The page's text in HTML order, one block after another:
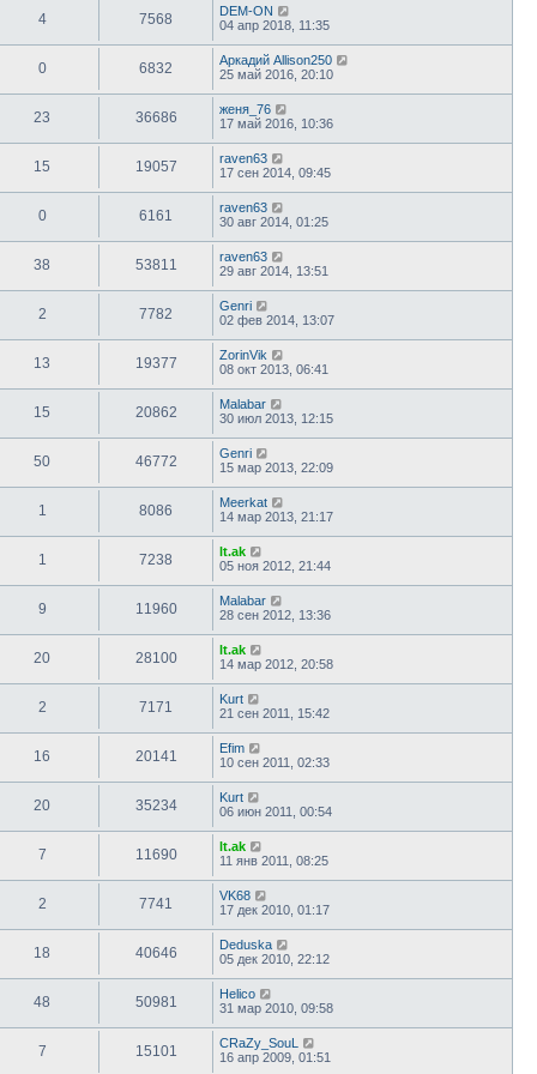
4 7568
DEM-ON
04 апр 2018, 11:35
0 6832
Аркадий Allison250
25 май 2016, 20:10
23 36686
женя_76
17 май 2016, 10:36
15 19057
raven63
17 сен 2014, 09:45
0 6161
raven63
30 авг 2014, 01:25
38 53811
raven63
29 авг 2014, 13:51
2 7782
Genri
02 фев 2014, 13:07
13 19377
ZorinVik
08 окт 2013, 06:41
15 20862
Malabar
30 июл 2013, 12:15
50 46772
Genri
15 мар 2013, 22:09
1 8086
Meerkat
14 мар 2013, 21:17
1 7238
lt.ak
05 ноя 2012, 21:44
9 11960
Malabar
28 сен 2012, 13:36
20 28100
lt.ak
14 мар 2012, 20:58
2 7171
Kurt
21 сен 2011, 15:42
16 20141
Efim
10 сен 2011, 02:33
20 35234
Kurt
06 июн 2011, 00:54
7 11690
lt.ak
11 янв 2011, 08:25
2 7741
VK68
17 дек 2010, 01:17
18 40646
Deduska
05 дек 2010, 22:12
48 50981
Helico
31 мар 2010, 09:58
7 15101
CRaZy_SouL
16 апр 2009, 01:51